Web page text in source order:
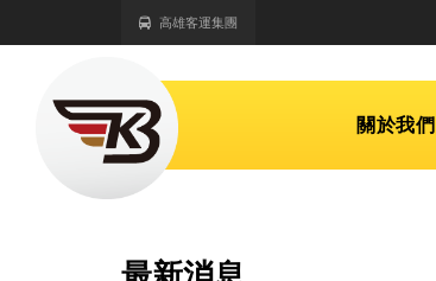
高雄客運集團
關於我們